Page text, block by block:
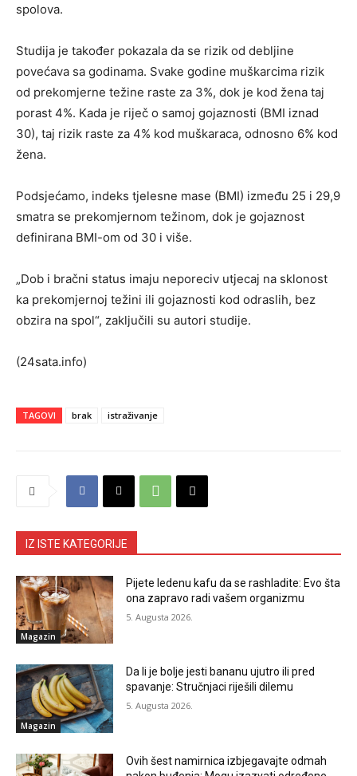
spolova.
Studija je također pokazala da se rizik od debljine
povećava sa godinama. Svake godine muškarcima rizik
od prekomjerne težine raste za 3%, dok je kod žena taj
porast 4%. Kada je riječ o samoj gojaznosti (BMI iznad
30), taj rizik raste za 4% kod muškaraca, odnosno 6% kod
žena.
Podsjećamo, indeks tjelesne mase (BMI) između 25 i 29,9
smatra se prekomjernom težinom, dok je gojaznost
definirana BMI-om od 30 i više.
„Dob i bračni status imaju neporeciv utjecaj na sklonost
ka prekomjernoj težini ili gojaznosti kod odraslih, bez
obzira na spol“, zaključili su autori studije.
(24sata.info)
TAGOVI brak istraživanje
IZ ISTE KATEGORIJE
Magazin
Pijete ledenu kafu da se rashladite: Evo šta
ona zapravo radi vašem organizmu
5. Augusta 2026.
Magazin
Da li je bolje jesti bananu ujutro ili pred
spavanje: Stručnjaci riješili dilemu
5. Augusta 2026.
Ovih šest namirnica izbjegavajte odmah